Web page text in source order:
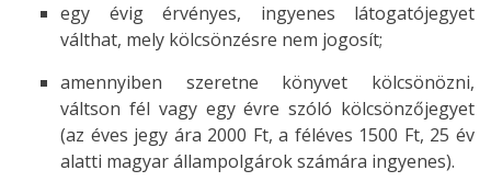
egy évig érvényes, ingyenes látogatójegyet
válthat, mely kölcsönzésre nem jogosít;
amennyiben szeretne könyvet kölcsönözni,
váltson fél vagy egy évre szóló kölcsönzőjegyet
(az éves jegy ára 2000 Ft, a féléves 1500 Ft, 25 év
alatti magyar állampolgárok számára ingyenes).